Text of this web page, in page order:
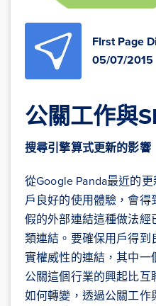
FIrst Page
05/07/2015
公關工作與
搜尋引擎算式更新的影響
從Google Panda最近的
戶良好的使用體驗，會
假的外部連結這種做法
類連結。要確保用戶得
實權威性的連結，其中一
公關這個行業的興起比互
如何轉變，透過公關工